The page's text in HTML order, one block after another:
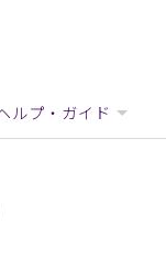
ルプ・ガイド